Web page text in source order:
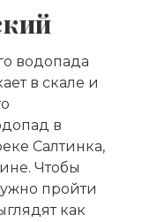
водопада
в скале и
в
Салтинка,
Чтобы
пройти
как